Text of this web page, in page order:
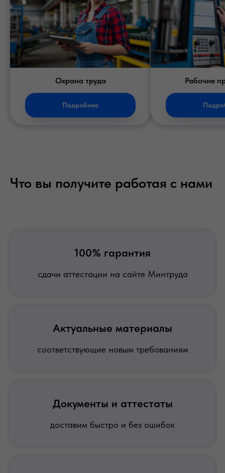
Охрана труда
Подробнее
Рабочие
Что вы получите работая с нами
100% гарантия
сдачи аттестации на сайте Минтруда
Актуальные материалы
соответствующие новым требованиям
Документы и аттестаты
доставим быстро и без ошибок